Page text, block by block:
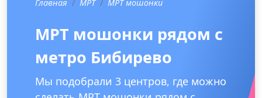
Главная МРТ МРТ мошонки
МРТ мошонки рядом с
метро Бибирево
Мы подобрали 3 центров, где можно